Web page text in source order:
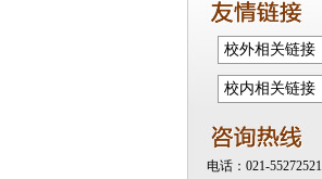
校外相关链接
校内相关链接
电话：021-55272521